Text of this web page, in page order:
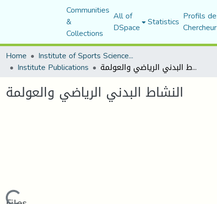
Communities
&
Collections
All of
DSpace Statistics Profils
Home
Institute of Sports Sciences and Techniques
Institute Publications النشاط البدني الرياضي والعولمة
النشاط البدني الرياضي والعولمة